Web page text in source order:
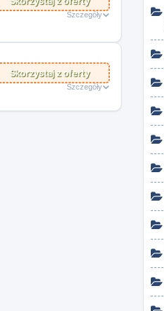
Szczegóły
Skorzystaj z oferty
Szczegóły